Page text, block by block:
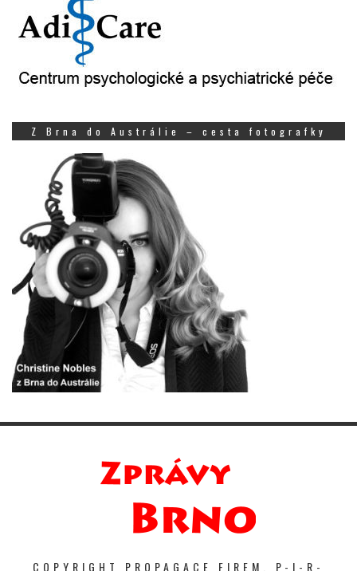
Z Brna do Austrálie – cesta fotografky
COPYRIGHT PROPAGACE FIREM. P-I-R-